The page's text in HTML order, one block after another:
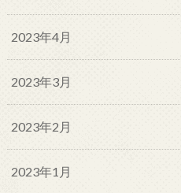
2023年4月
2023年3月
2023年2月
2023年1月